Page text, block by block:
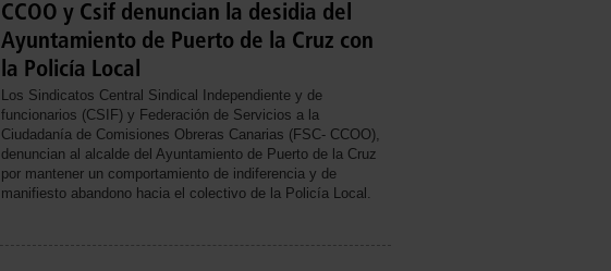
CCOO y Csif denuncian la desidia del
Ayuntamiento de Puerto de la Cruz con
la Policía Local
Los Sindicatos Central Sindical Independiente y de
funcionarios (CSIF) y Federación de Servicios a la
Ciudadanía de Comisiones Obreras Canarias (FSC- CCOO),
denuncian al alcalde del Ayuntamiento de Puerto de la Cruz
por mantener un comportamiento de indiferencia y de
manifiesto abandono hacia el colectivo de la Policía Local.